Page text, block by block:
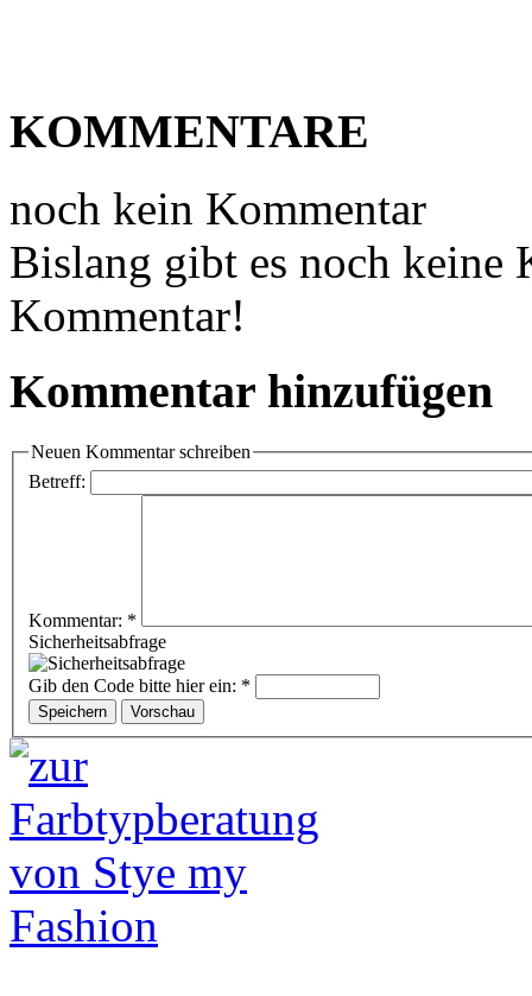
KOMMENTARE
noch kein Kommentar
Bislang gibt es noch keine
Kommentar!
Kommentar hinzufügen
Neuen Kommentar schreiben
Betreff:
Kommentar: *
Sicherheitsabfrage
Gib den Code bitte hier ein: *